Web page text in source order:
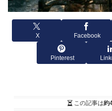
X Facebook
Pinterest
この記事は約